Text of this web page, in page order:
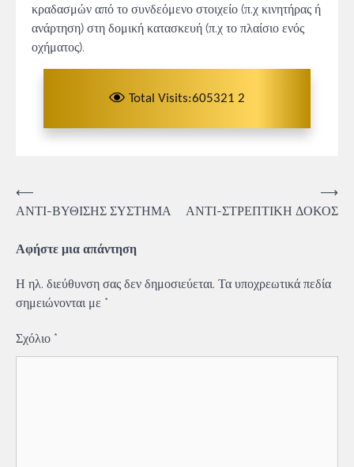
κραδασμών από το συνδεόμενο στοιχείο (π.χ κινητήρας ή
ανάρτηση) στη δομική κατασκευή (π.χ το πλαίσιο ενός
οχήματος).
Total Visits:605321 2
Πλοήγηση
άρθρων
⟵
ΑΝΤΙ-ΒΥΘΙΣΗΣ ΣΥΣΤΗΜΑ
ΑΝΤΙ-ΣΤΡΕΠΤΙΚΗ ΔΟΚΟΣ
⟶
Αφήστε μια απάντηση
Η ηλ. διεύθυνση σας δεν δημοσιεύεται. Τα υποχρεωτικά πεδία
σημειώνονται με *
Σχόλιο *